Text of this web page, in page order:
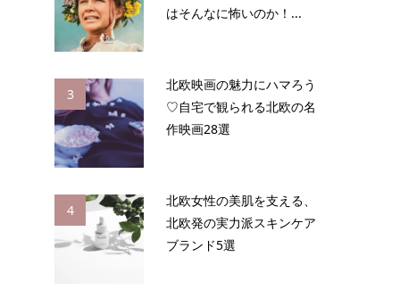
はそんなに怖いのか！...
3
北欧映画の魅力にハマろう
♡自宅で観られる北欧の名
作映画28選
4
北欧女性の美肌を支える、
北欧発の実力派スキンケア
ブランド5選